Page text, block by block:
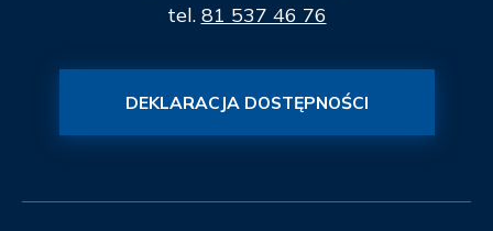
tel. 81 537 46 76
DEKLARACJA DOSTĘPNOŚCI